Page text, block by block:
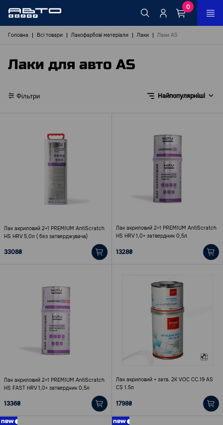
0
Головна Всі товари Лакофарбові матеріали Лаки Лаки AS
Лаки для авто AS
Фільтри Найпопулярніші
Лак акриловий 2+1 PREMIUM AntiScratch
HS HRV 5,0л ( без затверджувача)
3308₴
Лак акриловий 2+1 PREMIUM AntiScratch
HS HRV 1,0+ затвердник 0,5л
1328₴
Лак акриловий 2+1 PREMIUM AntiScratch
HS FAST HRV 1,0+ затвердник 0,5л
1336₴
Лак акриловий + затв. 2К VOC СС.19 AS
CS 1.5л
1798₴
new new